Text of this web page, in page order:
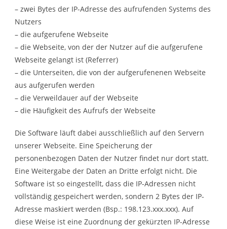
– zwei Bytes der IP-Adresse des aufrufenden Systems des
Nutzers
– die aufgerufene Webseite
– die Webseite, von der der Nutzer auf die aufgerufene
Webseite gelangt ist (Referrer)
– die Unterseiten, die von der aufgerufenenen Webseite
aus aufgerufen werden
– die Verweildauer auf der Webseite
– die Häufigkeit des Aufrufs der Webseite
Die Software läuft dabei ausschließlich auf den Servern
unserer Webseite. Eine Speicherung der
personenbezogen Daten der Nutzer findet nur dort statt.
Eine Weitergabe der Daten an Dritte erfolgt nicht. Die
Software ist so eingestellt, dass die IP-Adressen nicht
vollständig gespeichert werden, sondern 2 Bytes der IP-
Adresse maskiert werden (Bsp.: 198.123.xxx.xxx). Auf
diese Weise ist eine Zuordnung der gekürzten IP-Adresse